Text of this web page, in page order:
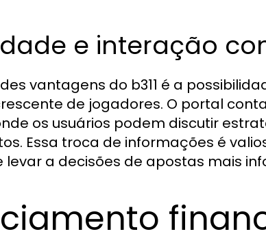
e interação
vantagens do b311 é a
de jogadores. O portal
os usuários podem discutir
Essa troca de informações é
levar a decisões de apostas mais